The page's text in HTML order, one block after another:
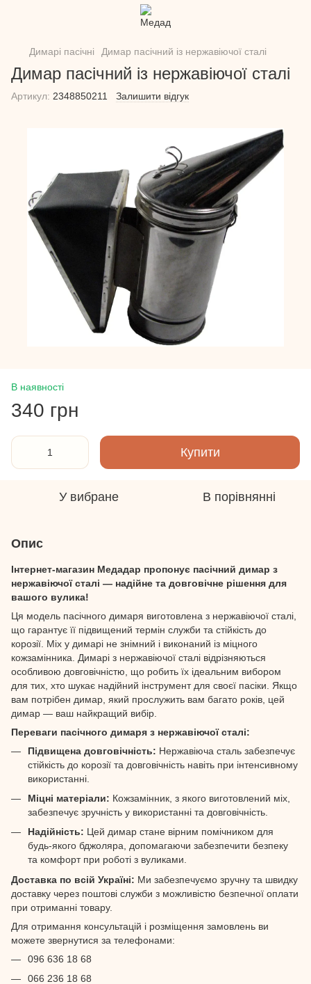
Димарі пасічні Димар пасічний із нержавіючої сталі
Димар пасічний із нержавіючої сталі
Артикул: 2348850211 Залишити відгук
В наявності
340 грн
Купити
У вибране В порівнянні
Опис
Інтернет-магазин Медадар пропонує пасічний димар з
нержавіючої сталі — надійне та довговічне рішення для
вашого вулика!
Ця модель пасічного димаря виготовлена з нержавіючої сталі,
що гарантує її підвищений термін служби та стійкість до
корозії. Міх у димарі не знімний і виконаний із міцного
кожзамінника. Димарі з нержавіючої сталі відрізняються
особливою довговічністю, що робить їх ідеальним вибором
для тих, хто шукає надійний інструмент для своєї пасіки. Якщо
вам потрібен димар, який прослужить вам багато років, цей
димар — ваш найкращий вибір.
Переваги пасічного димаря з нержавіючої сталі:
Підвищена довговічність: Нержавіюча сталь забезпечує
стійкість до корозії та довговічність навіть при інтенсивному
використанні.
Міцні матеріали: Кожзамінник, з якого виготовлений міх,
забезпечує зручність у використанні та довговічність.
Надійність: Цей димар стане вірним помічником для
будь-якого бджоляра, допомагаючи забезпечити безпеку
та комфорт при роботі з вуликами.
Доставка по всій Україні: Ми забезпечуємо зручну та швидку
доставку через поштові служби з можливістю безпечної оплати
при отриманні товару.
Для отримання консультацій і розміщення замовлень ви
можете звернутися за телефонами:
096 636 18 68
066 236 18 68